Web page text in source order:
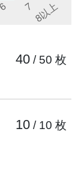
40/ 50 枚
10/ 10 枚